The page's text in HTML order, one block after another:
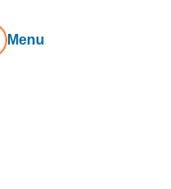
Menu